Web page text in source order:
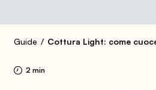
Mondo AIA
Guide Cottura Light: come
2 min